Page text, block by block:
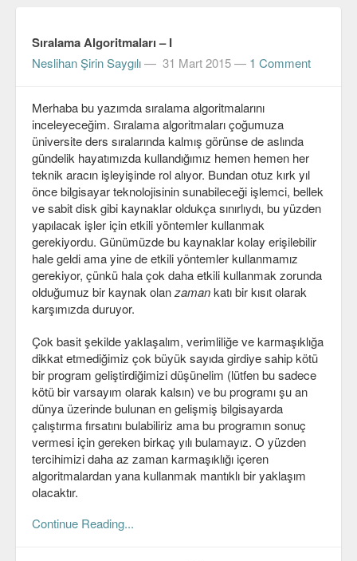
OS
Veri Yapıları & Algoritmalar
Veritabanı
MongoDB
PostgreSQL
Robotik
Biz Kimiz?
Yazarlar
Etkinlikler
Bize Katılın
Bize yazın
Viki
Sıralama Algoritmaları – I
Neslihan Şirin Saygılı— 31 Mart 2015— 1 Comment
Merhaba bu yazımda sıralama algoritmalarını
inceleyeceğim. Sıralama algoritmaları çoğumuza
üniversite ders sıralarında kalmış görünse de aslında
gündelik hayatımızda kullandığımız hemen hemen her
teknik aracın işleyişinde rol alıyor. Bundan otuz kırk yıl
önce bilgisayar teknolojisinin sunabileceği işlemci, bellek
ve sabit disk gibi kaynaklar oldukça sınırlıydı, bu yüzden
yapılacak işler için etkili yöntemler kullanmak
gerekiyordu. Günümüzde bu kaynaklar kolay erişilebilir
hale geldi ama yine de etkili yöntemler kullanmamız
gerekiyor, çünkü hala çok daha etkili kullanmak zorunda
olduğumuz bir kaynak olanzamankatı bir kısıt olarak
karşımızda duruyor.
Çok basit şekilde yaklaşalım, verimliliğe ve karmaşıklığa
dikkat etmediğimiz çok büyük sayıda girdiye sahip kötü
bir program geliştirdiğimizi düşünelim (lütfen bu sadece
kötü bir varsayım olarak kalsın) ve bu programı şu an
dünya üzerinde bulunan en gelişmiş bilgisayarda
çalıştırma fırsatını bulabiliriz ama bu programın sonuç
vermesi için gereken birkaç yılı bulamayız. O yüzden
tercihimizi daha az zaman karmaşıklığı içeren
algoritmalardan yana kullanmak mantıklı bir yaklaşım
olacaktır.
Continue Reading...